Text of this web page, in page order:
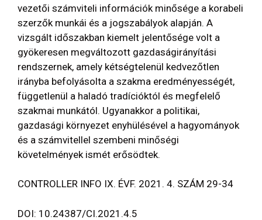
vezetői számviteli információk minősége a korabeli
szerzők munkái és a jogszabályok alapján. A
vizsgált időszakban kiemelt jelentősége volt a
gyökeresen megváltozott gazdaságirányítási
rendszernek, amely kétségtelenül kedvezőtlen
irányba befolyásolta a szakma eredményességét,
függetlenül a haladó tradícióktól és megfelelő
szakmai munkától. Ugyanakkor a politikai,
gazdasági környezet enyhülésével a hagyományok
és a számvitellel szembeni minőségi
követelmények ismét erősödtek.
CONTROLLER INFO IX. ÉVF. 2021. 4. SZÁM 29-34
DOI: 10.24387/CI.2021.4.5